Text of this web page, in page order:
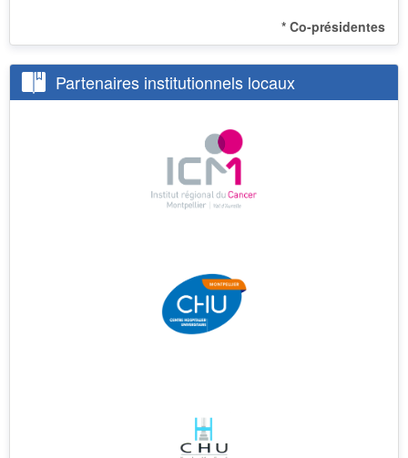
* Co-présidentes
Partenaires institutionnels locaux